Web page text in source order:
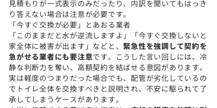
見積もりが一式表示のみだったり、内訳を聞いてもはっき
り答えない場合は注意が必要です。
「今すぐ交換が必要」とあおる業者
「このままだと水が逆流しますよ」「今すぐ交換しないと
家全体に被害が出ます」などと、 緊急性を強調して契約を
急がせる業者にも要注意です。こうした言い回しには、冷
静な判断力を奪い、高額契約を結ばせる意図があります。
実は軽度のつまりだった場合でも、配管が劣化しているの
でトイレ全体を交換すべきと説明され、不安に駆られて了
承してしまうケースがあります。